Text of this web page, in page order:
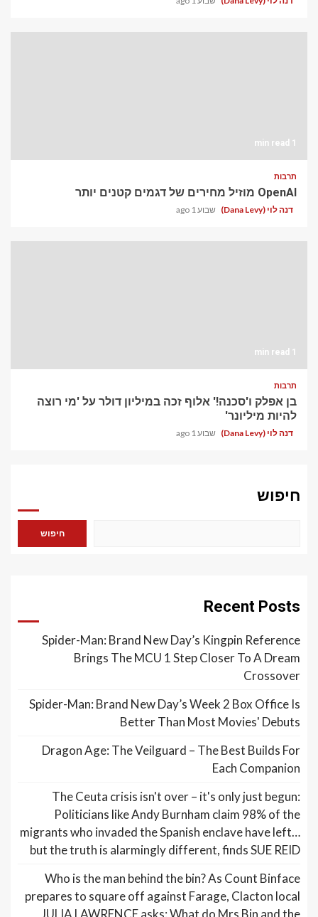
1 min read
תרבות
OpenAI מוזיל מחירים של דגמים קטנים יותר
דנה לוי (Dana Levy) שבוע 1 ago
1 min read
תרבות
בן אפלק ו'סכנה!' אלוף זכה במיליון דולר על 'מי רוצה
להיות מיליונר'
דנה לוי (Dana Levy) שבוע 1 ago
חיפוש
חיפוש
Recent Posts
Spider-Man: Brand New Day’s Kingpin Reference
Brings The MCU 1 Step Closer To A Dream
Crossover
Spider-Man: Brand New Day’s Week 2 Box Office Is
Better Than Most Movies' Debuts
Dragon Age: The Veilguard – The Best Builds For
Each Companion
The Ceuta crisis isn't over – it's only just begun:
Politicians like Andy Burnham claim 98% of the
migrants who invaded the Spanish enclave have left…
but the truth is alarmingly different, finds SUE REID
Who is the man behind the bin? As Count Binface
prepares to square off against Farage, Clacton local
JULIA LAWRENCE asks: What do Mrs Bin and the